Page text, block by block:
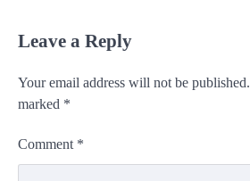
Leave a Reply
Your email address will not be published.
marked *
Comment *